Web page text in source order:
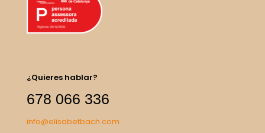
¿Quieres hablar?
678 066 336
info@elisabetbach.com